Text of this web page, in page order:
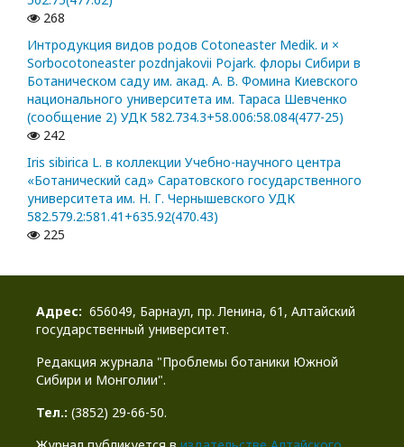
268
Интродукция видов родов Cotoneaster Medik. и ×
Sorbocotoneaster pozdnjakovii Pojark. флоры Сибири в
Ботаническом саду им. акад. А. В. Фомина Киевского
национального университета им. Тараса Шевченко
(сообщение 2) УДК 582.734.3+58.006:58.084(477-25)
242
Iris sibirica L. в коллекции Учебно-научного центра
«Ботанический сад» Саратовского государственного
университета им. Н. Г. Чернышевского УДК
582.579.2:581.41+635.92(470.43)
225
Адрес: 656049, Барнаул, пр. Ленина, 61, Алтайский
государственный университет.
Редакция журнала "Проблемы ботаники Южной
Сибири и Монголии".
Тел.: (3852) 29-66-50.